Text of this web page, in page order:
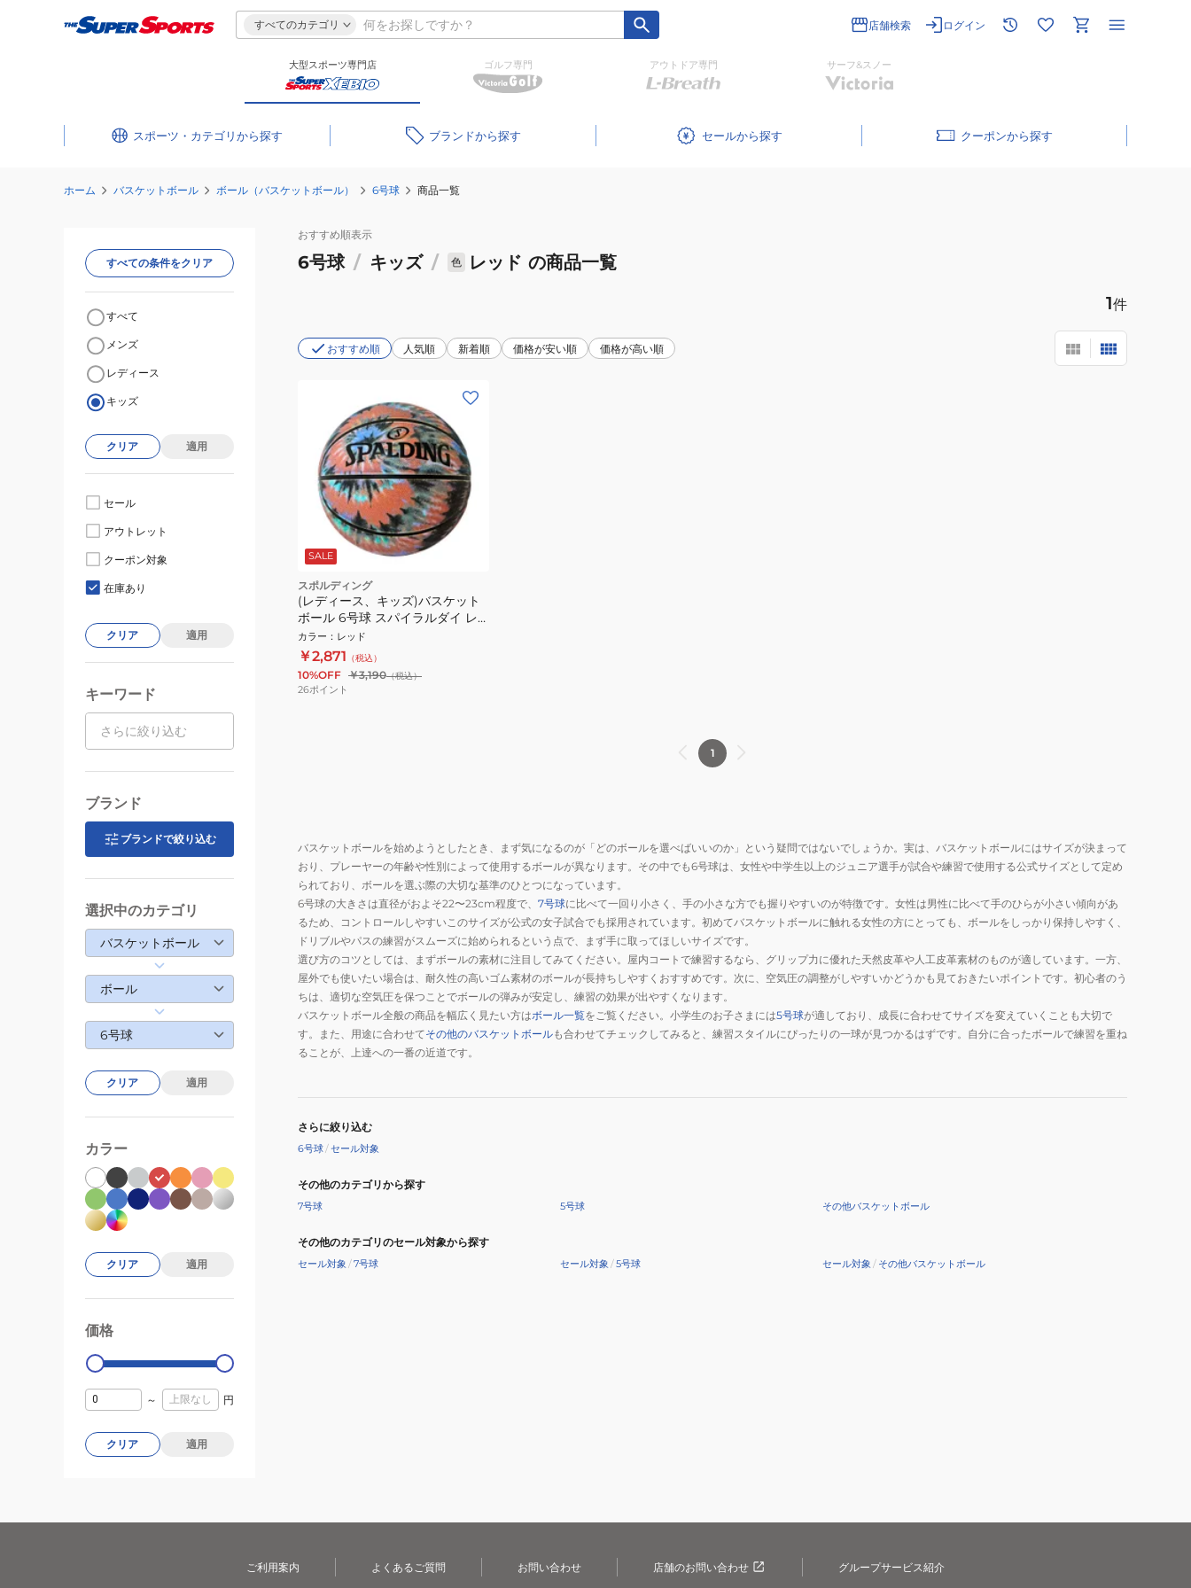
すべてのカテゴリ 店舗検索 ログイン
大型スポーツ専門店 ゴルフ専門 アウトドア専門 サーフ&スノー
スポーツ・カテゴリ ブランド セール クーポン
ホーム バスケットボール ボール（バスケットボール） 6号球 商品一覧
おすすめ順表示
6号球 / キッズ / 色 レッド の商品一覧
1件
おすすめ順 人気順 新着順 価格が安い順 価格が高い順
SALE
スポルディング
(レディース、キッズ)バスケット
ボール 6号球 スパイラルダイ レ
ッド 84-807J
カラー ： レッド
￥2,871 （税込）
10%OFF ￥3,190（税込）
26ポイント
1
バスケットボールを始めようとしたとき、まず気になるのが「どのボールを選べばいいのか」という疑問ではないでしょうか。実は、バスケットボールにはサイズが決まって
おり、プレーヤーの年齢や性別によって使用するボールが異なります。その中でも6号球は、女性や中学生以上のジュニア選手が試合や練習で使用する公式サイズとして定め
られており、ボールを選ぶ際の大切な基準のひとつになっています。
6号球の大きさは直径がおよそ22〜23cm程度で、 7号球に比べて一回り小さく、手の小さな方でも握りやすいのが特徴です。女性は男性に比べて手のひらが小さい傾向があ
るため、コントロールしやすいこのサイズが公式の女子試合でも採用されています。初めてバスケットボールに触れる女性の方にとっても、ボールをしっかり保持しやすく、
ドリブルやパスの練習がスムーズに始められるという点で、まず手に取ってほしいサイズです。
選び方のコツとしては、まずボールの素材に注目してみてください。屋内コートで練習するなら、グリップ力に優れた天然皮革や人工皮革素材のものが適しています。一方、
屋外でも使いたい場合は、耐久性の高いゴム素材のボールが長持ちしやすくおすすめです。次に、空気圧の調整がしやすいかどうかも見ておきたいポイントです。初心者のう
ちは、適切な空気圧を保つことでボールの弾みが安定し、練習の効果が出やすくなります。
バスケットボール全般の商品を幅広く見たい方はボール一覧をご覧ください。小学生のお子さまには5号球が適しており、成長に合わせてサイズを変えていくことも大切で
す。また、用途に合わせてその他のバスケットボールも合わせてチェックしてみると、練習スタイルにぴったりの一球が見つかるはずです。自分に合ったボールで練習を重ね
ることが、上達への一番の近道です。
さらに絞り込む
6号球/セール対象
その他のカテゴリから探す
7号球 5号球 その他バスケットボール
その他のカテゴリのセール対象から探す
セール対象 /7号球 セール対象 /5号球 セール対象 / その他バスケットボール
すべての条件をクリア
すべて
メンズ
レディース
キッズ
クリア 適用
セール
アウトレット
クーポン対象
在庫あり
クリア 適用
キーワード
ブランド
ブランドで絞り込む
選択中のカテゴリ
バスケットボール
ボール
6号球
クリア 適用
カラー
クリア 適用
価格
0
～ 円
クリア 適用
ご利用案内 よくあるご質問 お問い合わせ 店舗のお問い合わせ グループサービス紹介